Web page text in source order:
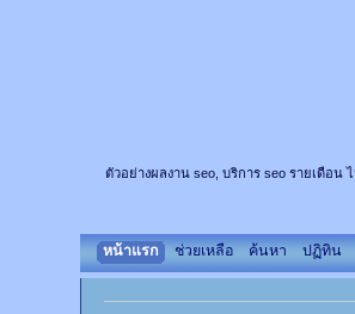
ตัวอย่างผลงาน seo, บริการ seo รายเดือน
หน้าแรก ช่วยเหลือ ค้นหา ปฏิทิน